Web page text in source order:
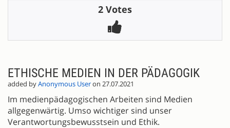
2 Votes
ETHISCHE MEDIEN IN DER PÄDAGOGIK
added byAnonymous Useron 27.07.2021
Im medienpädagogischen Arbeiten sind Medien
allgegenwärtig. Umso wichtiger sind unser
Verantwortungsbewusstsein und Ethik.